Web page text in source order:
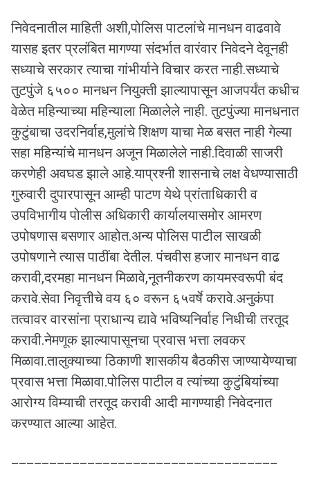
निवेदनातील माहिती अशी,पोलिस पाटलांचे मानधन वाढवावे
यासह इतर प्रलंबित मागण्या संदर्भात वारंवार निवेदने देवूनही
सध्याचे सरकार त्याचा गांभीर्याने विचार करत नाही.सध्याचे
तुटपुंजे ६५०० मानधन नियुक्ती झाल्यापासून आजपर्यंत कधीच
वेळेत महिन्याच्या महिन्याला मिळालेले नाही. तुटपुंज्या मानधनात
कुटुंबाचा उदरनिर्वाह,मुलांचे शिक्षण याचा मेळ बसत नाही गेल्या
सहा महिन्यांचे मानधन अजून मिळालेले नाही.दिवाळी साजरी
करणेही अवघड झाले आहे.याप्रश्नी शासनाचे लक्ष वेधण्यासाठी
गुरुवारी दुपारपासून आम्ही पाटण येथे प्रांताधिकारी व
उपविभागीय पोलीस अधिकारी कार्यालयासमोर आमरण
उपोषणास बसणार आहोत.अन्य पोलिस पाटील साखळी
उपोषणाने त्यास पाठींबा देतील. पंचवीस हजार मानधन वाढ
करावी,दरमहा मानधन मिळावे,नूतनीकरण कायमस्वरूपी बंद
करावे.सेवा निवृत्तीचे वय ६० वरून ६५वर्षे करावे.अनुकंपा
तत्वावर वारसांना प्राधान्य द्यावे भविष्यनिर्वाह निधीची तरतूद
करावी.नेमणूक झाल्यापासूनचा प्रवास भत्ता लवकर
मिळावा.तालुक्याच्या ठिकाणी शासकीय बैठकीस जाण्यायेण्याचा
प्रवास भत्ता मिळावा.पोलिस पाटील व त्यांच्या कुटुंबियांच्या
आरोग्य विम्याची तरतूद करावी आदी मागण्याही निवेदनात
करण्यात आल्या आहेत.